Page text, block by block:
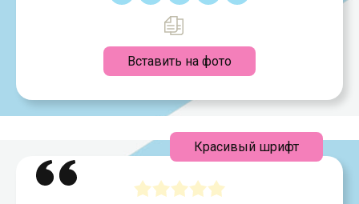
Вставить на фото
Красивый шрифт